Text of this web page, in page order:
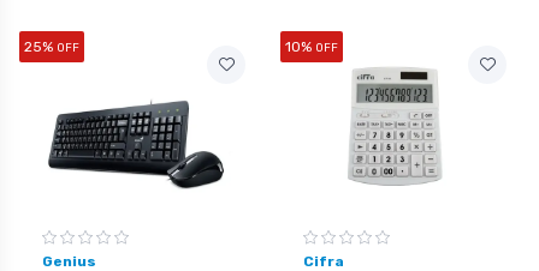
25% OFF
Genius
10% OFF
Cifra